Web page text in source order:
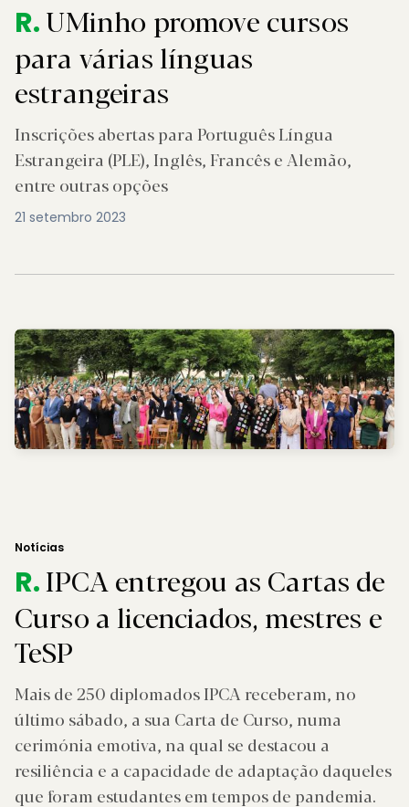
R.UMinho promove cursos
para várias línguas
estrangeiras
Inscrições abertas para Português Língua
Estrangeira (PLE), Inglês, Francês e Alemão,
entre outras opções
21 setembro 2023
Notícias
R.IPCA entregou as Cartas de
Curso a licenciados, mestres e
TeSP
Mais de 250 diplomados IPCA receberam, no
último sábado, a sua Carta de Curso, numa
cerimónia emotiva, na qual se destacou a
resiliência e a capacidade de adaptação daqueles
que foram estudantes em tempos de pandemia.